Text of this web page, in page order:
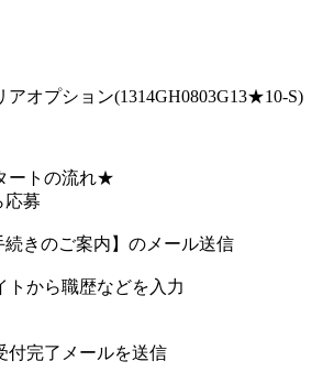
オプション(1314GH0803G13★10-S)
ートの流れ★
応募
続きのご案内】のメール送信
トから職歴などを入力
完了メールを送信